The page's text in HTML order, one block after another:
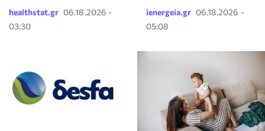
healthstat.gr 06.18.2026 -
03:30
ienergeia.gr 06.18.2026 -
05:08